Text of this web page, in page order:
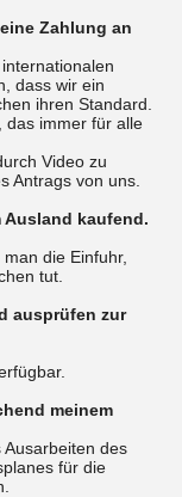
Zahlung an
dass wir ein
ihren Standard.
das immer für alle
Video zu
Antrags von uns.
Ausland kaufend.
die Einfuhr,
tut.
ausprüfen zur
meinem
des
für die